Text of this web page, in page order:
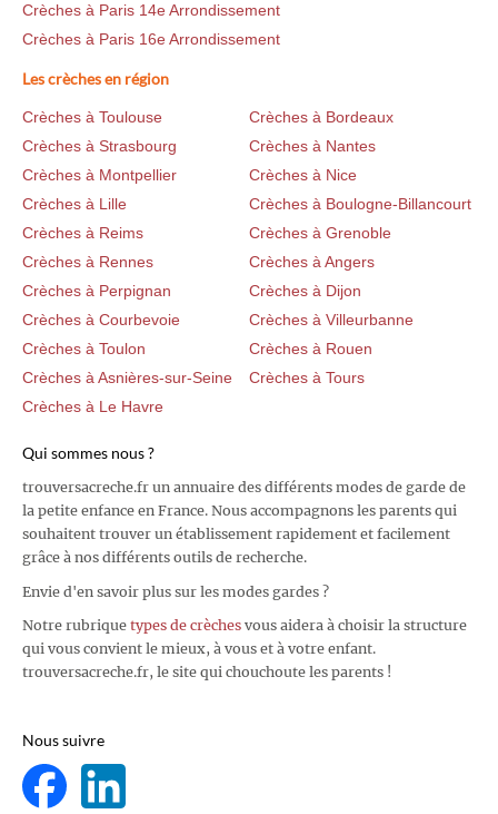
Crèches à Paris 14e Arrondissement
Crèches à Paris 16e Arrondissement
Les crèches en région
Crèches à Toulouse
Crèches à Bordeaux
Crèches à Strasbourg
Crèches à Nantes
Crèches à Montpellier
Crèches à Nice
Crèches à Lille
Crèches à Boulogne-Billancourt
Crèches à Reims
Crèches à Grenoble
Crèches à Rennes
Crèches à Angers
Crèches à Perpignan
Crèches à Dijon
Crèches à Courbevoie
Crèches à Villeurbanne
Crèches à Toulon
Crèches à Rouen
Crèches à Asnières-sur-Seine
Crèches à Tours
Crèches à Le Havre
Qui sommes nous ?
trouversacreche.fr un annuaire des différents modes de garde de
la petite enfance en France. Nous accompagnons les parents qui
souhaitent trouver un établissement rapidement et facilement
grâce à nos différents outils de recherche.
Envie d'en savoir plus sur les modes gardes ?
Notre rubrique types de crèches vous aidera à choisir la structure
qui vous convient le mieux, à vous et à votre enfant.
trouversacreche.fr, le site qui chouchoute les parents !
Nous suivre